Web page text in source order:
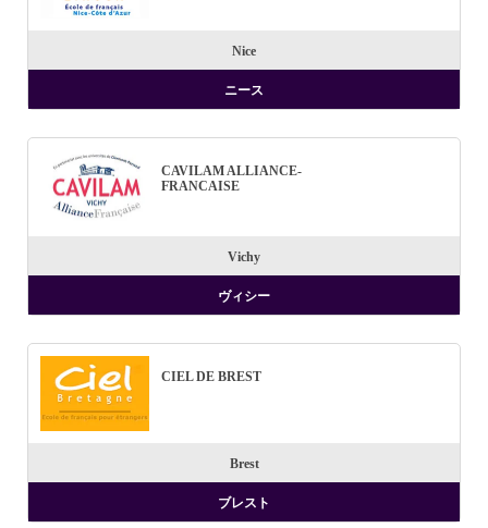
Nice
ニース
CAVILAM ALLIANCE-
FRANCAISE
Vichy
ヴィシー
CIEL DE BREST
Brest
ブレスト